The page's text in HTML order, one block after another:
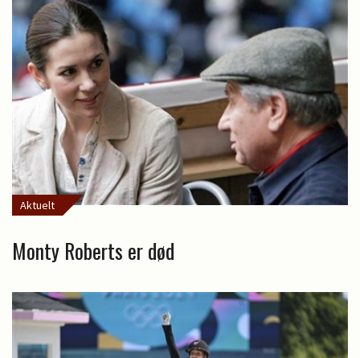
Aktuelt
Monty Roberts er død